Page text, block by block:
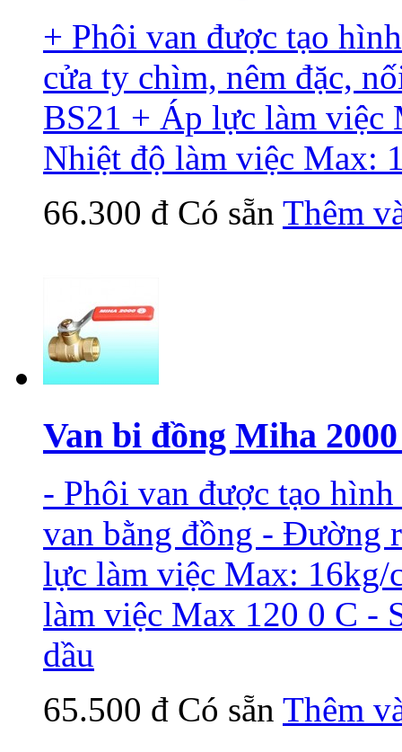
+ Phôi van được tạo
cửa ty chìm, nêm đặc,
BS21 + Áp lực làm việc
Nhiệt độ làm việc Max:
66.300 đ Có sẵn Thêm
Van bi đồng Miha
- Phôi van được tạo
van bằng đồng - Đường
lực làm việc Max: 16kg/
làm việc Max 120 0 C -
dầu
65.500 đ Có sẵn Thêm